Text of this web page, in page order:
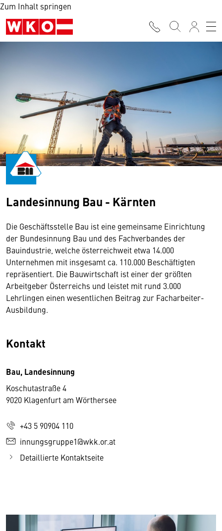
Zum Inhalt springen
Landesinnung Bau - Kärnten
Die Geschäftsstelle Bau ist eine gemeinsame Einrichtung
der Bundesinnung Bau und des Fachverbandes der
Bauindustrie, welche österreichweit etwa 14.000
Unternehmen mit insgesamt ca. 110.000 Beschäftigten
repräsentiert. Die Bauwirtschaft ist einer der größten
Arbeitgeber Österreichs und leistet mit rund 3.000
Lehrlingen einen wesentlichen Beitrag zur Facharbeiter-
Ausbildung.
Kontakt
Bau, Landesinnung
Koschutastraße 4
9020 Klagenfurt am Wörthersee
+43 5 90904 110
innungsgruppe1@wkk.or.at
Detaillierte Kontaktseite